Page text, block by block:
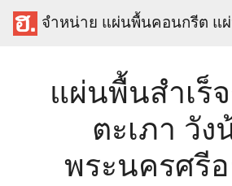
จำหน่าย แผ่นพื้นคอนกรีต แ
แผ่นพื้นสำเร็
ตะเภา วัง
พระนครศรี